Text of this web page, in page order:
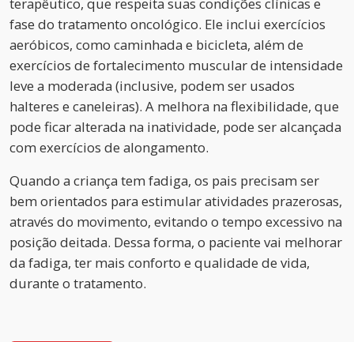
fase do tratamento oncológico. Ele inclui exercícios
aeróbicos, como caminhada e bicicleta, além de
exercícios de fortalecimento muscular de intensidade
leve a moderada (inclusive, podem ser usados
halteres e caneleiras). A melhora na flexibilidade, que
pode ficar alterada na inatividade, pode ser alcançada
com exercícios de alongamento.
Quando a criança tem fadiga, os pais precisam ser
bem orientados para estimular atividades prazerosas,
através do movimento, evitando o tempo excessivo na
posição deitada. Dessa forma, o paciente vai melhorar
da fadiga, ter mais conforto e qualidade de vida,
durante o tratamento.